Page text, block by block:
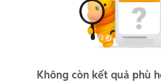
Không còn kết quả phù